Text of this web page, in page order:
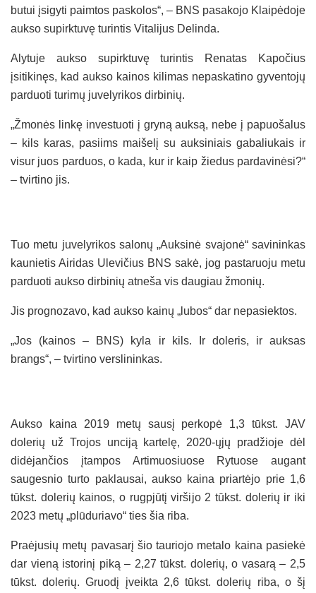
butui įsigyti paimtos paskolos“, – BNS pasakojo Klaipėdoje
aukso supirktuvę turintis Vitalijus Delinda.
Alytuje aukso supirktuvę turintis Renatas Kapočius
įsitikinęs, kad aukso kainos kilimas nepaskatino gyventojų
parduoti turimų juvelyrikos dirbinių.
„Žmonės linkę investuoti į gryną auksą, nebe į papuošalus
– kils karas, pasiims maišelį su auksiniais gabaliukais ir
visur juos parduos, o kada, kur ir kaip žiedus pardavinėsi?“
– tvirtino jis.
Tuo metu juvelyrikos salonų „Auksinė svajonė“ savininkas
kaunietis Airidas Ulevičius BNS sakė, jog pastaruoju metu
parduoti aukso dirbinių atneša vis daugiau žmonių.
Jis prognozavo, kad aukso kainų „lubos“ dar nepasiektos.
„Jos (kainos – BNS) kyla ir kils. Ir doleris, ir auksas
brangs“, – tvirtino verslininkas.
Aukso kaina 2019 metų sausį perkopė 1,3 tūkst. JAV
dolerių už Trojos unciją kartelę, 2020-ųjų pradžioje dėl
didėjančios įtampos Artimuosiuose Rytuose augant
saugesnio turto paklausai, aukso kaina priartėjo prie 1,6
tūkst. dolerių kainos, o rugpjūtį viršijo 2 tūkst. dolerių ir iki
2023 metų „plūduriavo“ ties šia riba.
Praėjusių metų pavasarį šio tauriojo metalo kaina pasiekė
dar vieną istorinį piką – 2,27 tūkst. dolerių, o vasarą – 2,5
tūkst. dolerių. Gruodį įveikta 2,6 tūkst. dolerių riba, o šį